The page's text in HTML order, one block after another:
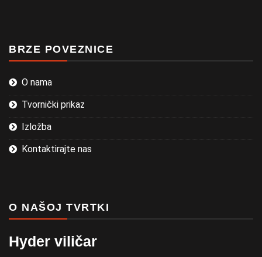
BRZE POVEZNICE
O nama
Tvornički prikaz
Izložba
Kontaktirajte nas
O NAŠOJ TVRTKI
Hyder viličar